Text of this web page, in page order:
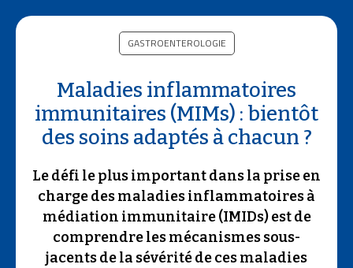
GASTROENTEROLOGIE
Maladies inflammatoires
immunitaires (MIMs) : bientôt
des soins adaptés à chacun ?
Le défi le plus important dans la prise en
charge des maladies inflammatoires à
médiation immunitaire (IMIDs) est de
comprendre les mécanismes sous-
jacents de la sévérité de ces maladies